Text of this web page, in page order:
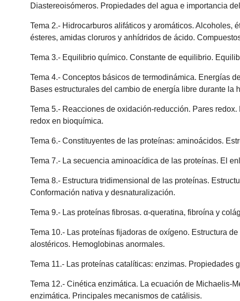
Diastereoisómeros. Propiedades del agua e importancia
Tema 2.- Hidrocarburos alifáticos y aromáticos. Alcoholes,
ésteres, amidas cloruros y anhídridos de ácido.
Tema 3.- Equilibrio químico. Constante de equilibrio.
Tema 4.- Conceptos básicos de termodinámica. Energías
Bases estructurales del cambio de energía libre durante la
Tema 5.- Reacciones de oxidación-reducción. Pares
redox en bioquímica.
Tema 6.- Constituyentes de las proteínas: aminoácidos.
Tema 7.- La secuencia aminoacídica de las proteínas. El
Tema 8.- Estructura tridimensional de las proteínas.
Conformación nativa y desnaturalización.
Tema 9.- Las proteínas fibrosas. α-queratina, fibroína y
Tema 10.- Las proteínas fijadoras de oxígeno. Estructura
alostéricos. Hemoglobinas anormales.
Tema 11.- Las proteínas catalíticas: enzimas.
Tema 12.- Cinética enzimática. La ecuación de Michaelis-
enzimática. Principales mecanismos de catálisis.